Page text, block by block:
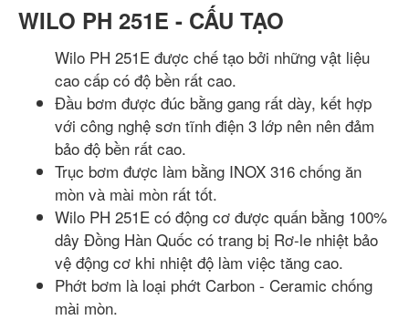
WILO PH 251E - CẤU TẠO
Wilo PH 251E được chế tạo bởi những vật liệu
cao cấp có độ bền rất cao.
Đầu bơm được đúc bằng gang rất dày, kết hợp
với công nghệ sơn tĩnh điện 3 lớp nên nên đảm
bảo độ bền rất cao.
Trục bơm được làm bằng INOX 316 chống ăn
mòn và mài mòn rất tốt.
Wilo PH 251E có động cơ được quấn bằng 100%
dây Đồng Hàn Quốc có trang bị Rơ-le nhiệt bảo
vệ động cơ khi nhiệt độ làm việc tăng cao.
Phớt bơm là loại phớt Carbon - Ceramic chống
mài mòn.